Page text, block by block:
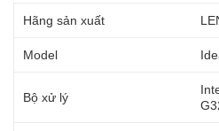
Hãng sản xuất
Model
Bộ xử lý